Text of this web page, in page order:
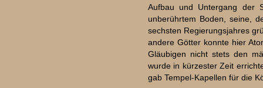
Aufbau und Untergang der
unberührtem Boden, seine,
sechsten Regierungsjahres
andere Götter konnte hier
Gläubigen nicht stets den
wurde in kürzester Zeit
gab Tempel-Kapellen für die